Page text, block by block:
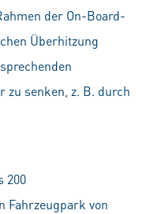
der On-Board-
Überhitzung
zu senken, z. B. durch
200
Fahrzeugpark von